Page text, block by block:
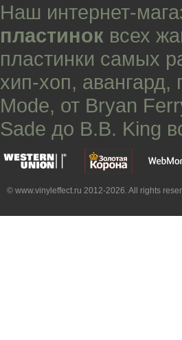
Наш интернет-
пластинок всех
пластинки самых
хип-хоп, авангард,
Mode, от Bryan
Sade до B.B. King
© www.vinyleffect.ru 2012-2026. All rights